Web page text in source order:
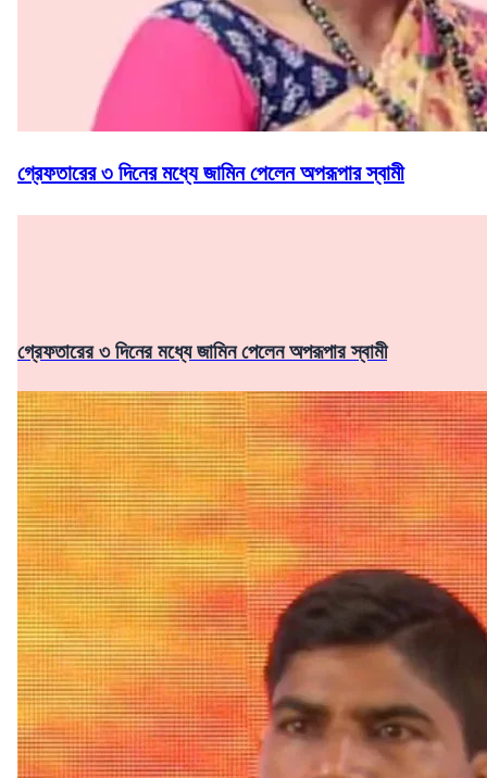
গ্রেফতারের ৩ দিনের মধ্যে জামিন পেলেন অপরূপার স্বামী
গ্রেফতারের ৩ দিনের মধ্যে জামিন পেলেন অপরূপার স্বামী